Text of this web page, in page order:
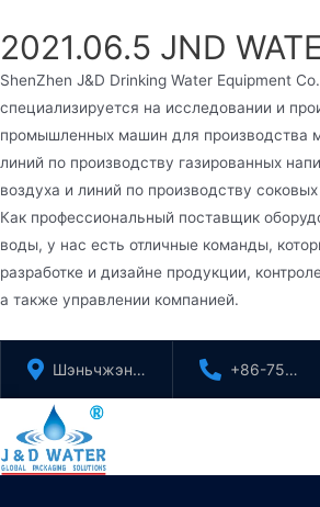
2021.06.5 JND
ShenZhen J&D Drinking Water Equipment
специализируется на исследовании и
промышленных машин для производства
линий по производству газированных
воздуха и линий по производству
Как профессиональный поставщик
воды, у нас есть отличные команды,
разработке и дизайне продукции,
а также управлении компанией.
содержимому
Шэньчжэнь,
Гуандун,
Китай
+86-755-
88321071